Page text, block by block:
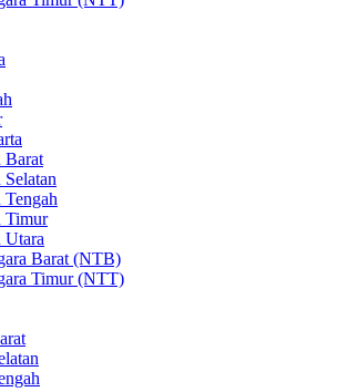
Barat
Timur
Utara
Barat (NTB)
Timur (NTT)